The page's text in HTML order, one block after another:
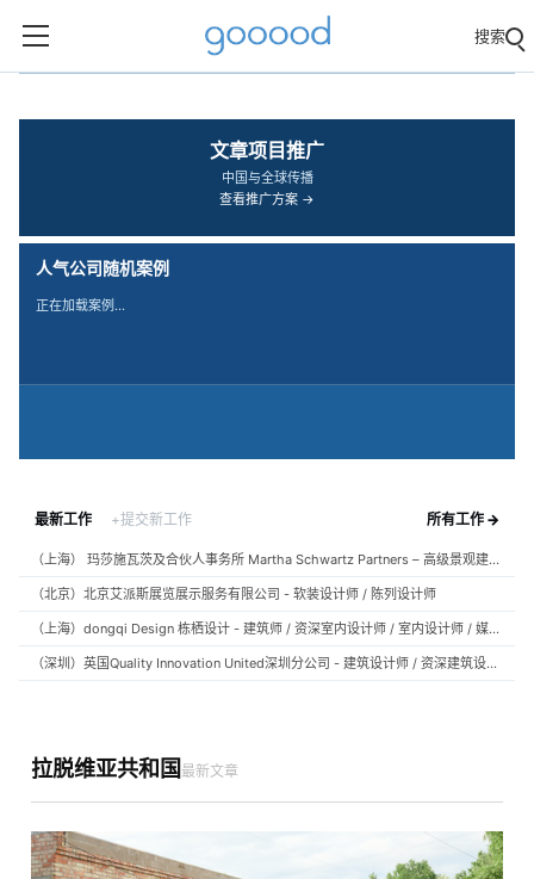
搜索
文章项目推广
中国与全球传播
查看推广方案 →
人气公司随机案例
正在加载案例…
最新工作 +提交新工作 所有工作 →
（上海） 玛莎施瓦茨及合伙人事务所 Martha Schwartz Partners – 高级景观建筑师 Senior Landscape Designer / 景观建筑师 Landscape Designer
（北京）北京艾派斯展览展示服务有限公司 - 软装设计师 / 陈列设计师
（上海）dongqi Design 栋栖设计 - 建筑师 / 资深室内设计师 / 室内设计师 / 媒体及公共关系主管 / 设计实习生（常年招聘）
（深圳）英国Quality Innovation United深圳分公司 - 建筑设计师 / 资深建筑设计师 / 室内设计师 / 设计实习生
拉脱维亚共和国 最新文章